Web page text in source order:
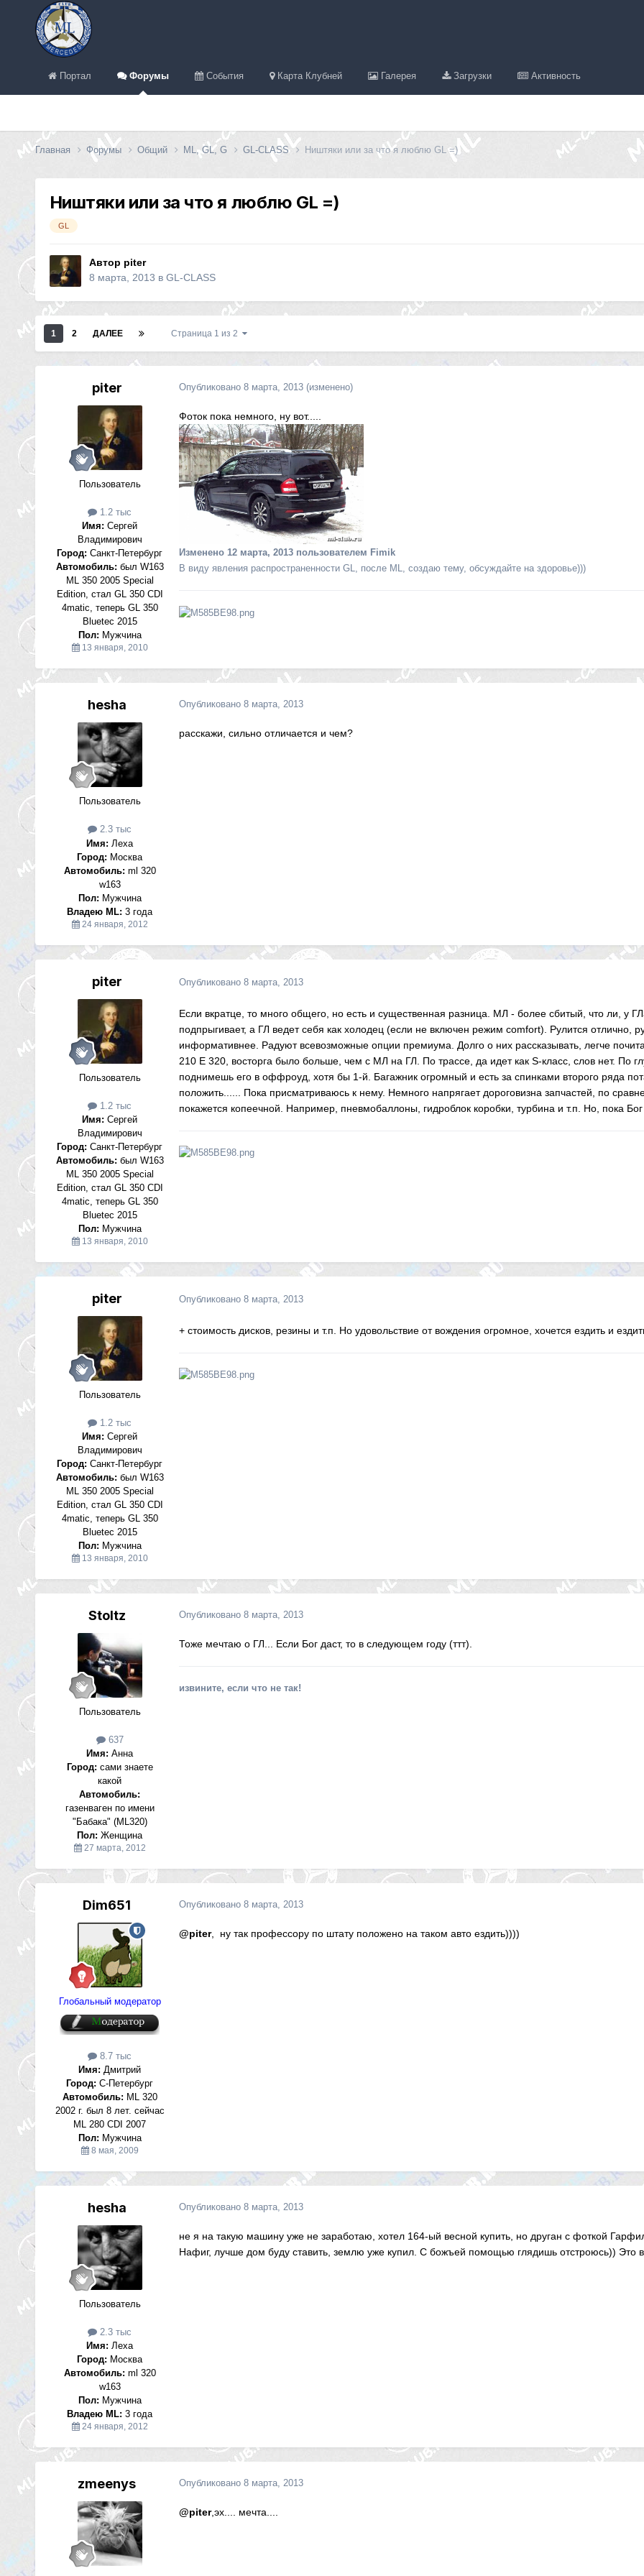
Портал Форумы События Карта Клубней Галерея Загрузки Активность
Главная Форумы Общий ML, GL, G GL-CLASS Ништяки или за что я люблю GL =)
Ништяки или за что я люблю GL =)
GL
Автор piter
8 марта, 2013 в GL-CLASS
1 2 ДАЛЕЕ Страница 1 из 2
piter
Пользователь
1.2 тыс
Имя: Сергей
Владимирович
Город: Санкт-Петербург
Автомобиль: был W163
ML 350 2005 Special
Edition, стал GL 350 CDI
4matic, теперь GL 350
Bluetec 2015
Пол: Мужчина
13 января, 2010
Опубликовано 8 марта, 2013 (изменено)
Фоток пока немного, ну вот.....
Изменено 12 марта, 2013пользователем Fimik
В виду явления распространенности GL, после ML, создаю тему, обсуждайте на здоровье)))
hesha
Пользователь
2.3 тыс
Имя: Леха
Город: Москва
Автомобиль: ml 320
w163
Пол: Мужчина
Владею ML: 3 года
24 января, 2012
Опубликовано 8 марта, 2013
расскажи, сильно отличается и чем?
piter
Пользователь
1.2 тыс
Имя: Сергей
Владимирович
Город: Санкт-Петербург
Автомобиль: был W163
ML 350 2005 Special
Edition, стал GL 350 CDI
4matic, теперь GL 350
Bluetec 2015
Пол: Мужчина
13 января, 2010
Опубликовано 8 марта, 2013
Если вкратце, то много общего, но есть и существенная разница. МЛ - более сбитый, что ли, у
подпрыгивает, а ГЛ ведет себя как холодец (если не включен режим comfort). Рулится отлично,
информативнее. Радуют всевозможные опции премиума. Долго о них рассказывать, легче
210 Е 320, восторга было больше, чем с МЛ на ГЛ. По трассе, да идет как S-класс, слов нет. По
поднимешь его в оффроуд, хотя бы 1-й. Багажник огромный и есть за спинками второго ряда
положить...... Пока присматриваюсь к нему. Немного напрягает дороговизна запчастей, по
покажется копеечной. Например, пневмобаллоны, гидроблок коробки, турбина и т.п. Но, пока
piter
Пользователь
1.2 тыс
Имя: Сергей
Владимирович
Город: Санкт-Петербург
Автомобиль: был W163
ML 350 2005 Special
Edition, стал GL 350 CDI
4matic, теперь GL 350
Bluetec 2015
Пол: Мужчина
13 января, 2010
Опубликовано 8 марта, 2013
+ стоимость дисков, резины и т.п. Но удовольствие от вождения огромное, хочется ездить и
Stoltz
Пользователь
637
Имя: Анна
Город: cами знаете
какой
Автомобиль:
газенваген по имени
"Бабака" (ML320)
Пол: Женщина
27 марта, 2012
Опубликовано 8 марта, 2013
Тоже мечтаю о ГЛ... Если Бог даст, то в следующем году (ттт).
извините, если что не так!
Dim651
Глобальный модератор
8.7 тыс
Имя: Дмитрий
Город: С-Петербург
Автомобиль: ML 320
2002 г. был 8 лет. сейчас
ML 280 CDI 2007
Пол: Мужчина
8 мая, 2009
Опубликовано 8 марта, 2013
@piter, ну так профессору по штату положено на таком авто ездить))))
hesha
Пользователь
2.3 тыс
Имя: Леха
Город: Москва
Автомобиль: ml 320
w163
Пол: Мужчина
Владею ML: 3 года
24 января, 2012
Опубликовано 8 марта, 2013
не я на такую машину уже не заработаю, хотел 164-ый весной купить, но друган с фоткой
Нафиг, лучше дом буду ставить, землю уже купил. С божъей помощью глядишь отстроюсь)) Это
zmeenys Опубликовано 8 марта, 2013
@piter,эх.... мечта....